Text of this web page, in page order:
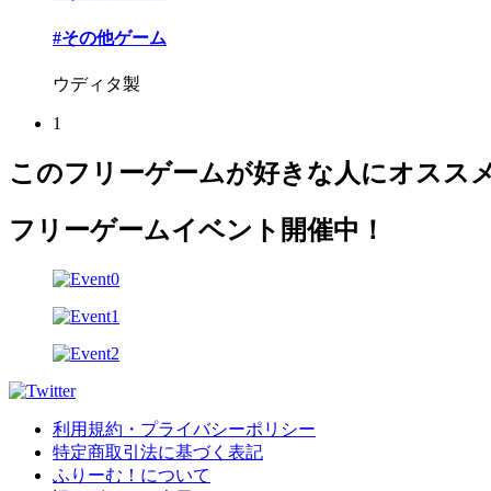
#その他ゲーム
ウディタ製
1
このフリーゲームが好きな人にオスス
フリーゲームイベント開催中！
利用規約・プライバシーポリシー
特定商取引法に基づく表記
ふりーむ！について